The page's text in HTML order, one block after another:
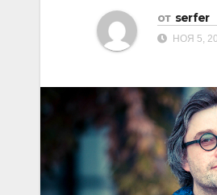
от serfer
НОЯ 5,